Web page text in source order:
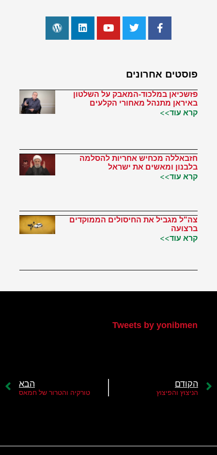
פוסטים אחרונים
פזשכיאן במלכוד-המאבק על השלטון
באיראן מתנהל מאחורי הקלעים
קרא עוד>>
חזבאללה מכחיש אחריות להסלמה
בלבנון ומאשים את ישראל
קרא עוד>>
צה"ל מגביל את החיסולים הממוקדים
ברצועה
קרא עוד>>
Tweets by yonibmen
הקודם
הניצוץ והפיצוץ
הבא
טורקיה והטרור של חמאס